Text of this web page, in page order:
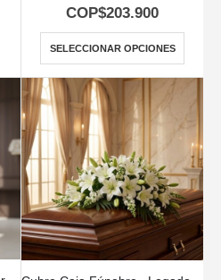
5.00out of 5
COP$203.900
SELECCIONAR OPCIONES